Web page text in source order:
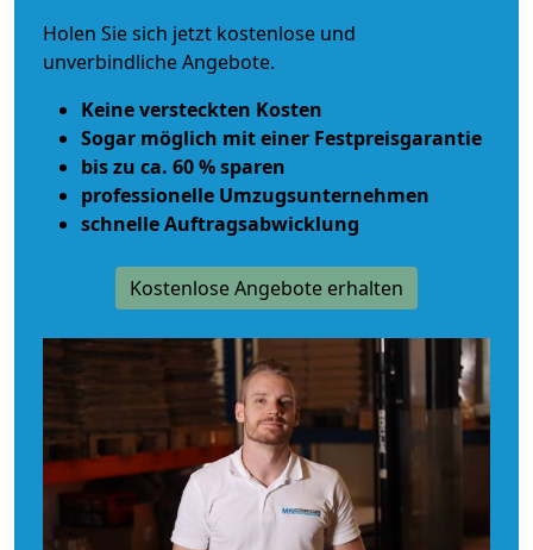
Holen Sie sich jetzt kostenlose und
unverbindliche Angebote.
Keine versteckten Kosten
Sogar möglich mit einer Festpreisgarantie
bis zu ca. 60 % sparen
professionelle Umzugsunternehmen
schnelle Auftragsabwicklung
Kostenlose Angebote erhalten